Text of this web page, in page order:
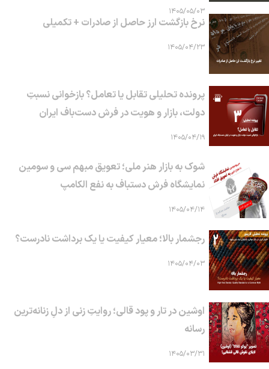
۱۴۰۵/۰۵/۰۳
نرخ بازگشت ارز حاصل از صادرات + تکمیلی
۱۴۰۵/۰۴/۲۳
پرونده تحلیلی تقابل یا تعامل؟ بازخوانی نسبتِ
دولت، بازار و هویت در فرش دست‌باف ایران
۱۴۰۵/۰۴/۱۹
شوک به بازار هنر ملی؛ تعویق مبهم سی و سومین
نمایشگاه فرش دستباف به نفع الکامپ
۱۴۰۵/۰۴/۱۴
رجشمار بالا؛ معیار کیفیت یا یک برداشت نادرست؟
۱۴۰۵/۰۴/۰۳
اوشین در تار و پود قالی؛ روایتِ زنی از دلِ زنانه‌ترین
رسانه
۱۴۰۵/۰۳/۳۱